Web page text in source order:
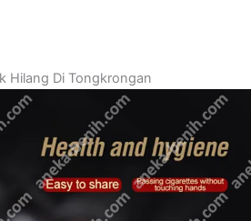
Hilang Di Tongkrongan